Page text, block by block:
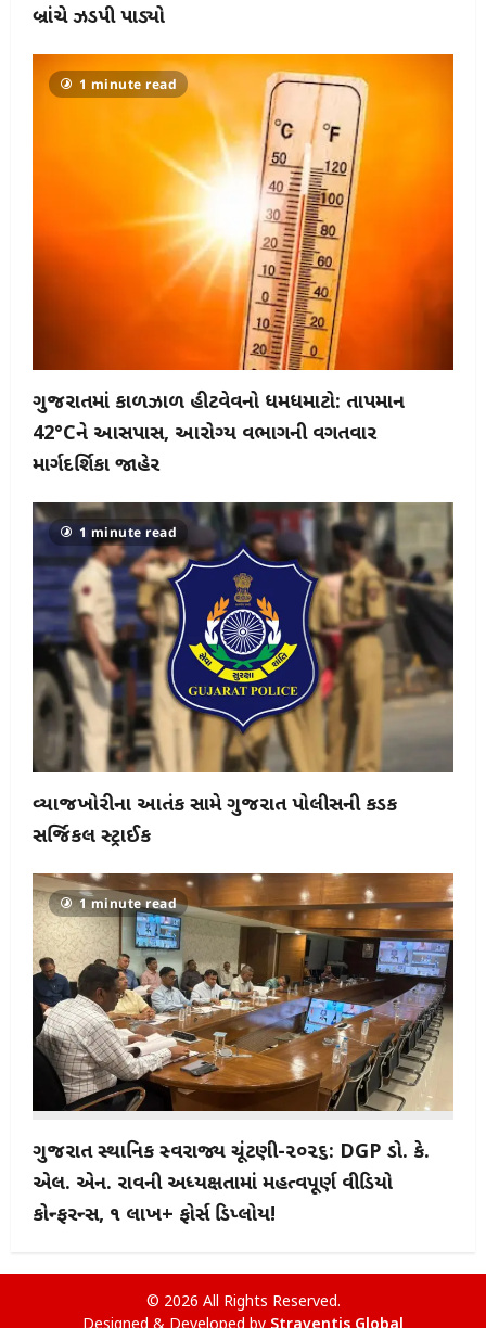
બ્રાંચે ઝડપી પાડ્યો
1 minute read
ગુજરાતમાં કાળઝાળ હીટવેવનો ધમધમાટો: તાપમાન
42°Cને આસપાસ, આરોગ્ય વિભાગની વિગતવાર
માર્ગદર્શિકા જાહેર
1 minute read
વ્યાજખોરીના આતંક સામે ગુજરાત પોલીસની કડક
સર્જિકલ સ્ટ્રાઈક
1 minute read
ગુજરાત સ્થાનિક સ્વરાજ્ય ચૂંટણી-૨૦૨૬: DGP ડો. કે.
એલ. એન. રાવની અધ્યક્ષતામાં મહત્વપૂર્ણ વીડિયો
કોન્ફરન્સ, ૧ લાખ+ ફોર્સ ડિપ્લોય!
© 2026 All Rights Reserved.